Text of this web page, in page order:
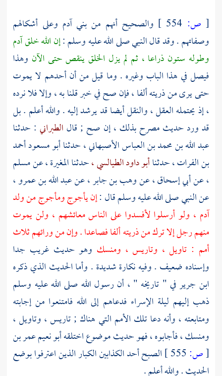
[ ص: والصحيح أنهم من بنيآدم وعلى أشكالهم
وصفاتهم . وقد قال النبي صلى الله عليه وسلم :إن الله خلق آدم
وطوله ستون ذراعا ، ثم لم يزل الخلق ينقص حتى الآن وهذا
فيصل في هذا الباب وغيره . وما قيل من أن أحدهم لا يموت
حتى يرى من ذريته ألفا ، فإن صح في خبر قلنا به ، وإلا فلا نرده
، إذ يحتمله العقل ، والنقل أيضا قد يرشد إليه . والله أعلم . بل
قد ورد حديث مصرح بذلك ، إن صح ; قال الطبراني : حدثنا
عبد الله بن محمد بن العباس الأصبهاني، حدثناأبو مسعود أحمد
بن الفرات، حدثناأبو داود الطيالسي ،حدثناالمغيرة، عنمسلم
، عنأبي إسحاق، عنوهب بن جابر ،عنعبد الله بن عمرو،
عن النبي صلى الله عليه وسلم قال :إن يأجوج ومأجوج من ولد
آدم ، ولو أرسلوا لأفسدوا على الناس معائشهم ، ولن يموت
منهم رجل إلا ترك من ذريته ألفا فصاعدا . وإن من ورائهم ثلاث
أمم : تاويل ، وتاريس ، ومنسك وهو حديث غريب جدا
وإسناده ضعيف . وفيه نكارة شديدة . وأما الحديث الذي ذكره
ابن جريرفي " تاريخه " ، أن رسول الله صلى الله عليه وسلم
ذهب إليهم ليلة الإسراء فدعاهم إلى الله فامتنعوا من إجابته
ومتابعته ، وأنه دعا تلك الأمم التي هناك ;تاريس، وتاويل،
ومنسك، فأجابوه ، فهو حديث موضوع اختلقهأبو نعيم عمر بن
[ص: الصبحأحد الكذابين الكبار الذين اعترفوا بوضع
الحديث . والله أعلم .